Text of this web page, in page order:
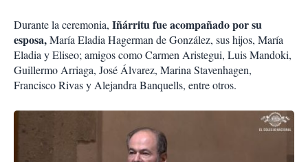
Durante la ceremonia, Iñárritu fue acompañado por su
esposa,María Eladia Hagerman de González, sus hijos, María
Eladia y Eliseo; amigos como Carmen Aristegui, Luis Mandoki,
Guillermo Arriaga, José Álvarez, Marina Stavenhagen,
Francisco Rivas y Alejandra Banquells, entre otros.